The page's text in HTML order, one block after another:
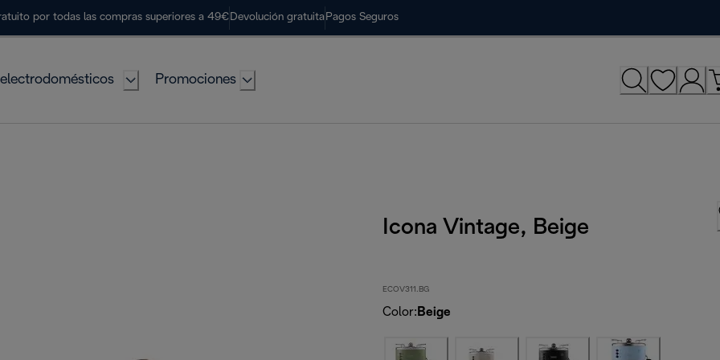
por todas las compras superiores a 49€ Devolución gratuita Pagos Seguros
Promociones
Icona Vintage, Beige
ECOV311.BG
Color: Beige